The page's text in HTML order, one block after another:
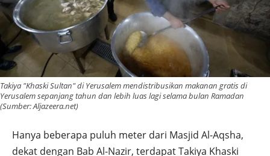
Takiya "Khaski Sultan" di Yerusalem mendistribusikan makanan gratis di
Yerusalem sepanjang tahun dan lebih luas lagi selama bulan Ramadan
(Sumber: Aljazeera.net)
Hanya beberapa puluh meter dari Masjid Al-Aqsha,
dekat dengan Bab Al-Nazir, terdapat Takiya Khaski